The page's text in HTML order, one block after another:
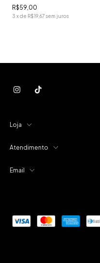
R$59,00
3 xde R$19,67 sem juros
Loja
Atendimento
Email